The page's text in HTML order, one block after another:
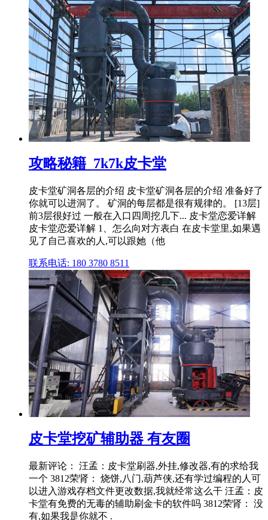
攻略秘籍_7k7k皮卡堂
皮卡堂矿洞各层的介绍 皮卡堂矿洞各层的介绍 准备好了
你就可以进洞了。 矿洞的每层都是很有规律的。 [13层]
前3层很好过 一般在入口四周挖几下... 皮卡堂恋爱详解
皮卡堂恋爱详解 1、怎么向对方表白 在皮卡堂里,如果遇
见了自己喜欢的人,可以跟她（他
联系电话: 180 3780 8511
皮卡堂挖矿辅助器 有友圈
最新评论： 汪孟：皮卡堂刷器,外挂,修改器,有的求给我
一个 3812荣肾： 烧饼,八门,葫芦侠,还有学过编程的人可
以进入游戏存档文件更改数据,我就经常这么干 汪孟：皮
卡堂有免费的无毒的辅助刷金卡的软件吗 3812荣肾： 没
有,如果我是你就不 .